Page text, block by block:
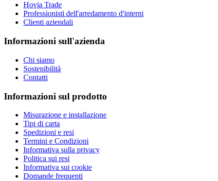
Hovia Trade
Professionisti dell'arredamento d'interni
Clienti aziendali
Informazioni sull'azienda
Chi siamo
Sostenibilità
Contatti
Informazioni sul prodotto
Misurazione e installazione
Tipi di carta
Spedizioni e resi
Termini e Condizioni
Informativa sulla privacy
Politica sui resi
Informativa sui cookie
Domande frequenti